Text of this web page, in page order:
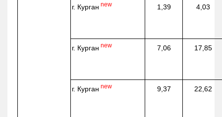
г. Курган new 1,39 4,03
г. Курган new 7,06 17,85
г. Курган new 9,37 22,62